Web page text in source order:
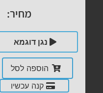
מחיר:
נגן דוגמא
הוספה לסל
קנה עכשיו